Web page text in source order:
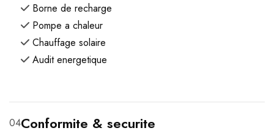
Borne de recharge
Pompe a chaleur
Chauffage solaire
Audit energetique
04Conformite & securite